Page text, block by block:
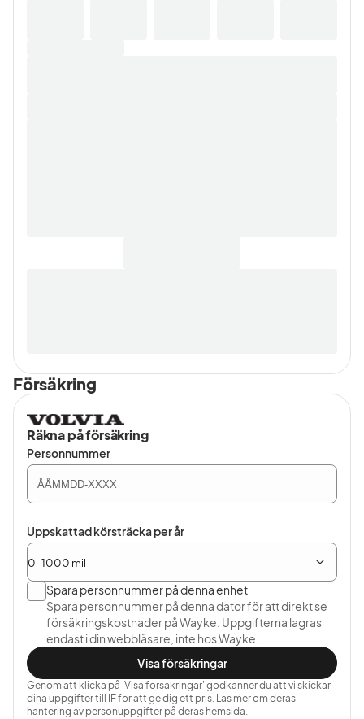
Försäkring
Räkna på försäkring
Personnummer
Uppskattad körsträcka per år
Spara personnummer på denna enhet
Spara personnummer på denna dator för att direkt se
försäkringskostnader på Wayke. Uppgifterna lagras
endast i din webbläsare, inte hos Wayke.
Visa försäkringar
Genom att klicka på 'Visa försäkringar' godkänner du att vi skickar
dina uppgifter till IF för att ge dig ett pris. Läs mer om deras
hantering av personuppgifter på deras hemsida.